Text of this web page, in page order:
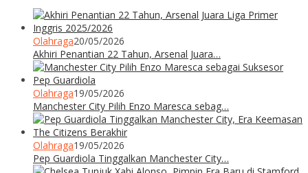
Olahraga20/05/2026
Akhiri Penantian 22 Tahun, Arsenal Juara…
Olahraga19/05/2026
Manchester City Pilih Enzo Maresca sebag…
Olahraga19/05/2026
Pep Guardiola Tinggalkan Manchester City…